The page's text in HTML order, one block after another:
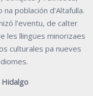
población d’Altafulla.
l’eventu, de calter
les llingües minorizaes
culturales pa nueves
Hidalgo